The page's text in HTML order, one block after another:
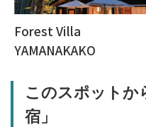
Forest Villa
YAMANAKAKO
このスポットか
宿」